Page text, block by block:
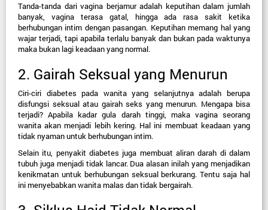
Tanda-tanda dari vagina berjamur adalah keputihan dalam jumlah
banyak, vagina terasa gatal, hingga ada rasa sakit ketika
berhubungan intim dengan pasangan. Keputihan memang hal yang
wajar terjadi, tapi apabila terlalu banyak dan bukan pada waktunya
maka bukan lagi keadaan yang normal.
2. Gairah Seksual yang Menurun
Ciri-ciri diabetes pada wanita yang selanjutnya adalah berupa
disfungsi seksual atau gairah seks yang menurun. Mengapa bisa
terjadi? Apabila kadar gula darah tinggi, maka vagina seorang
wanita akan menjadi lebih kering. Hal ini membuat keadaan yang
tidak nyaman untuk berhubungan intim.
Selain itu, penyakit diabetes juga membuat aliran darah di dalam
tubuh juga menjadi tidak lancar. Dua alasan inilah yang menjadikan
kenikmatan untuk berhubungan seksual berkurang. Tentu saja hal
ini menyebabkan wanita malas dan tidak bergairah.